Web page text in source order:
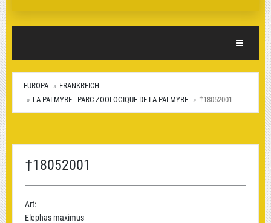
Toggle
EUROPA
FRANKREICH
LA PALMYRE - PARC ZOOLOGIQUE DE LA PALMYRE
†18052001
†18052001
Art:
Elephas maximus